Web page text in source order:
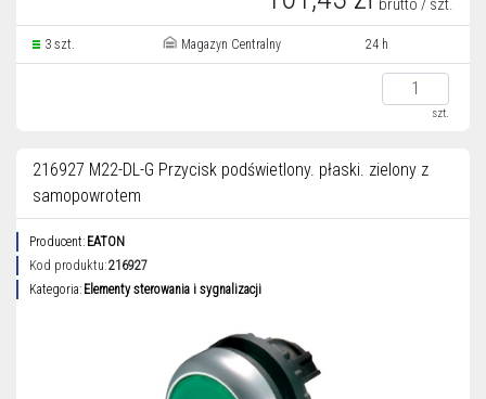
brutto / szt.
3 szt. Magazyn Centralny 24 h
szt.
216927 M22-DL-G Przycisk podświetlony. płaski. zielony z
samopowrotem
Producent: EATON
Kod produktu:216927
Kategoria: Elementy sterowania i sygnalizacji